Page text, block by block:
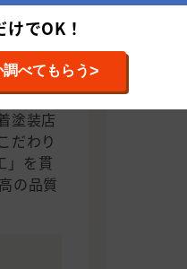
塗装店
だわり
」を貫
の品質
でOK！
べてもらう>